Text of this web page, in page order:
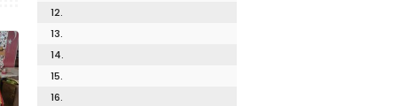
12.
13.
14.
15.
16.